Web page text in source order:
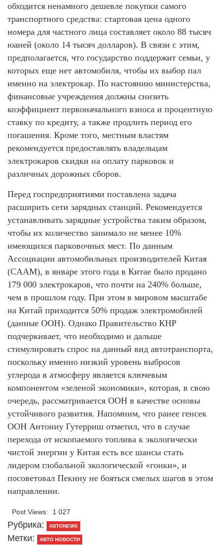
обходится ненамного дешевле покупки самого
транспортного средства: стартовая цена одного
номера для частного лица составляет около 88 тысяч
юаней (около 14 тысяч долларов). В связи с этим,
предполагается, что государство поддержит семьи, у
которых еще нет автомобиля, чтобы их выбор пал
именно на электрокар. По настоянию министерства,
финансовые учреждения должны снизить
коэффициент первоначального взноса и процентную
ставку по кредиту, а также продлить период его
погашения. Кроме того, местным властям
рекомендуется предоставлять владельцам
электрокаров скидки на оплату парковок и
различных дорожных сборов.
Перед госпредприятиями поставлена задача
расширить сети зарядных станций. Рекомендуется
устанавливать зарядные устройства таким образом,
чтобы их количество занимало не менее 10%
имеющихся парковочных мест. По данным
Ассоциации автомобильных производителей Китая
(CAAM), в январе этого года в Китае было продано
179 000 электрокаров, что почти на 240% больше,
чем в прошлом году. При этом в мировом масштабе
на Китай приходится 50% продаж электромобилей
(данные ООН). Однако Правительство КНР
подчеркивает, что необходимо и дальше
стимулировать спрос на данный вид автотранспорта,
поскольку именно низкий уровень выбросов
углерода в атмосферу является ключевым
компонентом «зеленой экономики», которая, в свою
очередь, рассматривается ООН в качестве основы
устойчивого развития. Напомним, что ранее генсек
ООН Антониу Гутерриш отметил, что в случае
перехода от ископаемого топлива к экологически
чистой энергии у Китая есть все шансы стать
лидером глобальной экологической «гонки», и
посоветовал Пекину не бояться смелых шагов в этом
направлении.
Post Views: 1 027
Рубрика: АВТОNEWS
Метки: АВТО НОВОСТИ